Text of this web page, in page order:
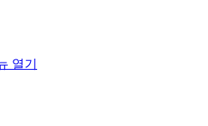
열기